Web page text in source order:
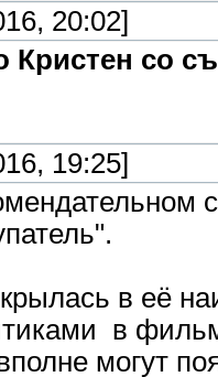
20:02]
Кристен со
19:25]
в её
в
могут